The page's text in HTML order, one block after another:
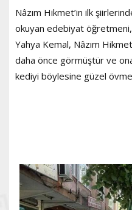
Nâzım Hikmet’in ilk
okuyan edebiyat
Yahya Kemal, Nâzım
daha önce görmüştür ve
kediyi böylesine güzel